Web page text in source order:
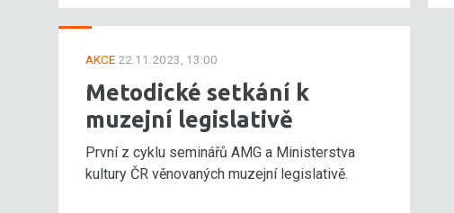
AKCE 22.11.2023, 13:00
Metodické setkání k
muzejní legislativě
První z cyklu seminářů AMG a Ministerstva
kultury ČR věnovaných muzejní legislativě.